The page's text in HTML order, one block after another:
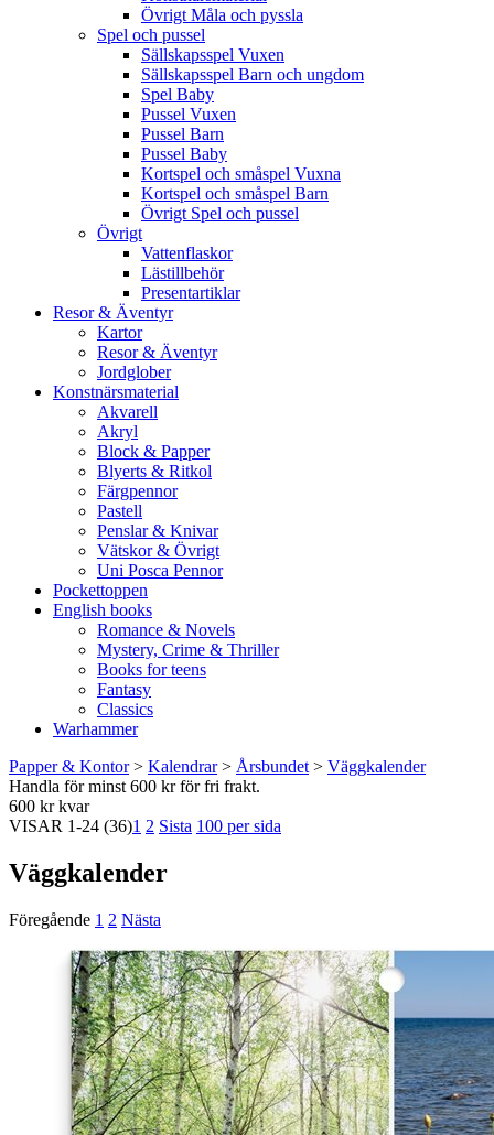
Övrigt Måla och pyssla
Spel och pussel
Sällskapsspel Vuxen
Sällskapsspel Barn och ungdom
Spel Baby
Pussel Vuxen
Pussel Barn
Pussel Baby
Kortspel och småspel Vuxna
Kortspel och småspel Barn
Övrigt Spel och pussel
Övrigt
Vattenflaskor
Lästillbehör
Presentartiklar
Resor & Äventyr
Kartor
Resor & Äventyr
Jordglober
Konstnärsmaterial
Akvarell
Akryl
Block & Papper
Blyerts & Ritkol
Färgpennor
Pastell
Penslar & Knivar
Vätskor & Övrigt
Uni Posca Pennor
Pockettoppen
English books
Romance & Novels
Mystery, Crime & Thriller
Books for teens
Fantasy
Classics
Warhammer
Papper & Kontor> Kalendrar> Årsbundet > Väggkalender
Handla för minst 600 kr för fri frakt.
600 kr kvar
VISAR 1-24 (36)1 2 Sista 100 per sida
Väggkalender
Föregående 1 2 Nästa